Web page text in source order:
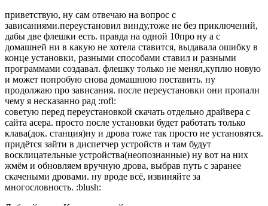
приветствую, ну сам отвечаю на вопрос с
зависаниями.переустановил винду,тоже не без приключений,
дабы две флешки есть. правда на одной 10про ну а с
домашней ни в какую не хотела ставится, выдавала ошибку в
конце установки, разными способами ставил и разными
программами создавал. флешку только не менял,куплю новую
и может попробую снова домашнюю поставить. ну
продолжаю про зависания. после переустановки они пропали
чему я несказанно рад :rofl:
советую перед переустановкой скачать отдельно драйвера с
сайта асера. просто после установки будет работать только
клава(док. станция)ну и дрова тоже так просто не установятся.
придётся зайти в диспетчер устройств и там будут
восклицательные устройства(неопознанные) ну вот на них
жмём и обновляем вручную дрова, выбрав путь с заранее
скачеными дровами. ну вроде всё, извиняйте за
многословность. :blush: